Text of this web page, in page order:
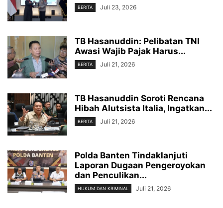
BERITA Juli 23, 2026
TB Hasanuddin: Pelibatan TNI
Awasi Wajib Pajak Harus...
BERITA Juli 21, 2026
TB Hasanuddin Soroti Rencana
Hibah Alutsista Italia, Ingatkan...
BERITA Juli 21, 2026
Polda Banten Tindaklanjuti
Laporan Dugaan Pengeroyokan
dan Penculikan...
HUKUM DAN KRIMINAL Juli 21, 2026